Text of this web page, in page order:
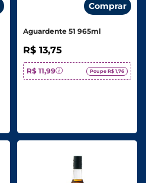
Comprar
Aguardente 51 965ml
R$ 13,75
R$ 11,99 Poupe R$ 1,76